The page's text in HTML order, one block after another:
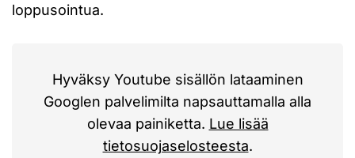
loppusointua.
Hyväksy Youtube sisällön lataaminen
Googlen palvelimilta napsauttamalla alla
olevaa painiketta. Lue lisää
tietosuojaselosteesta.